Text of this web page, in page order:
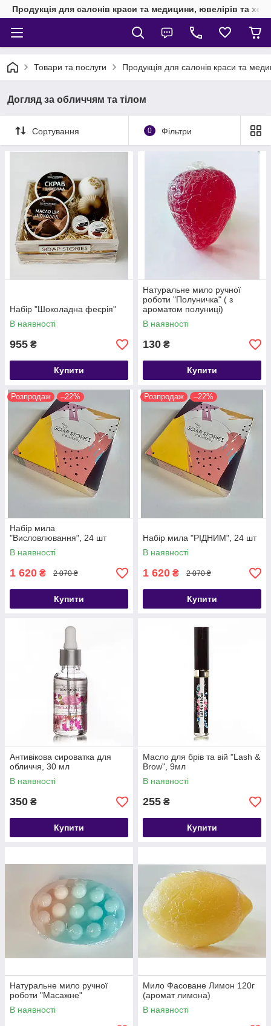
Продукція для салонів краси та медицини, ювелірів та
Товари та послуги Продукція для салонів краси та
Догляд за обличчям та тілом
Сортування 0 Фільтри
Набір "Шоколадна феєрія"
В наявності
955 ₴
Купити
Натуральне мило ручної
роботи "Полуничка" ( з
ароматом полуниці)
В наявності
130 ₴
Купити
Розпродаж –22%
Набір мила
"Висловлювання", 24 шт
В наявності
1 620 ₴ 2 070 ₴
Купити
Розпродаж –22%
Набір мила "РІДНИМ", 24 шт
В наявності
1 620 ₴ 2 070 ₴
Купити
Антивікова сироватка для
обличчя, 30 мл
В наявності
350 ₴
Купити
Масло для брів та вій "Lash &
Brow", 9мл
В наявності
255 ₴
Купити
Натуральне мило ручної
роботи "Масажне"
В наявності
Мило Фасоване Лимон 120г
(аромат лимона)
В наявності